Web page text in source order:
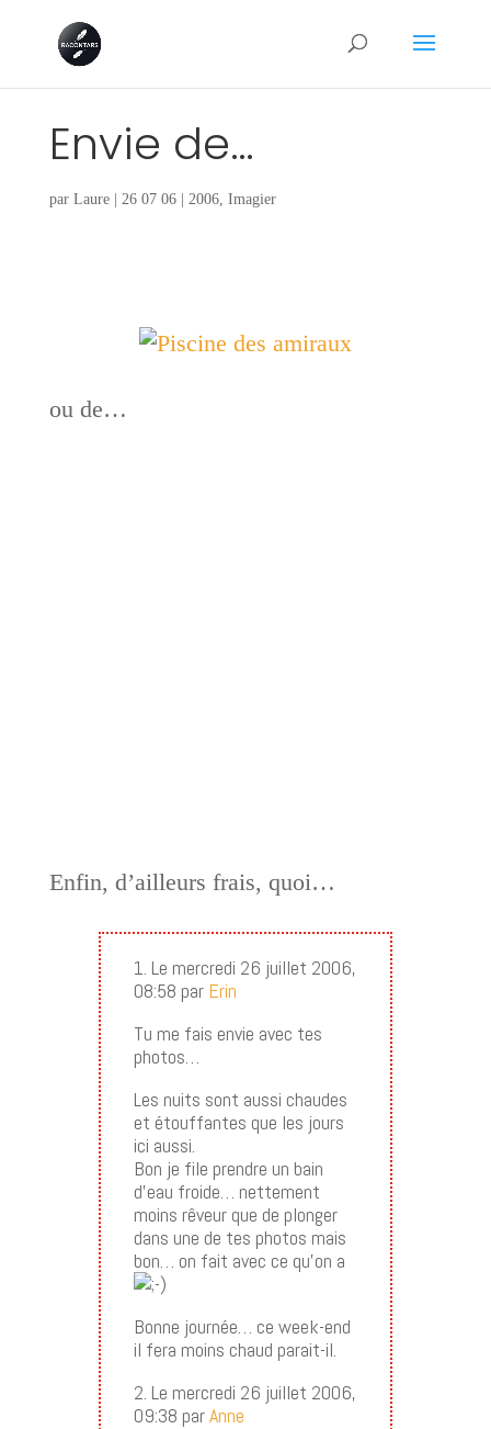
Envie de…
par Laure| 26 07 06| 2006, Imagier
ou de…
Enfin, d’ailleurs frais, quoi…
1. Le mercredi 26 juillet 2006,
08:58 par Erin
Tu me fais envie avec tes
photos…
Les nuits sont aussi chaudes
et étouffantes que les jours
ici aussi.
Bon je file prendre un bain
d’eau froide… nettement
moins rêveur que de plonger
dans une de tes photos mais
bon… on fait avec ce qu’on a
Bonne journée… ce week-end
il fera moins chaud parait-il.
2. Le mercredi 26 juillet 2006,
09:38 parAnne